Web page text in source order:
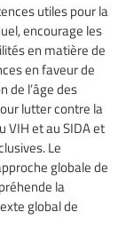
utiles pour la
encourage les
en matière de
en faveur de
de l’âge des
lutter contre la
VIH et au SIDA et
Le
globale de
la
global de